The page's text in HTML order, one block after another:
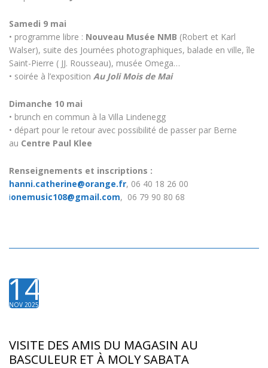
Samedi 9 mai
• programme libre : Nouveau Musée NMB (Robert et Karl
Walser), suite des Journées photographiques, balade en ville, île
Saint-Pierre ( JJ. Rousseau), musée Omega…
• soirée à l’exposition Au Joli Mois de Mai
Dimanche 10 mai
• brunch en commun à la Villa Lindenegg
• départ pour le retour avec possibilité de passer par Berne
au Centre Paul Klee
Renseignements et inscriptions :
hanni.catherine@orange.fr, 06 40 18 26 00
ionemusic108@gmail.com, 06 79 90 80 68
14
NOV 2025
VISITE DES AMIS DU MAGASIN AU
BASCULEUR ET À MOLY SABATA